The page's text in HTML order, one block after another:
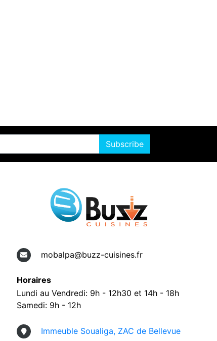
Subscribe
mobalpa@buzz-cuisines.fr
Horaires
Lundi au Vendredi: 9h - 12h30 et 14h - 18h
Samedi: 9h - 12h
Immeuble Soualiga, ZAC de Bellevue